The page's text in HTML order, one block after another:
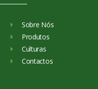
Sobre Nós
Produtos
Culturas
Contactos